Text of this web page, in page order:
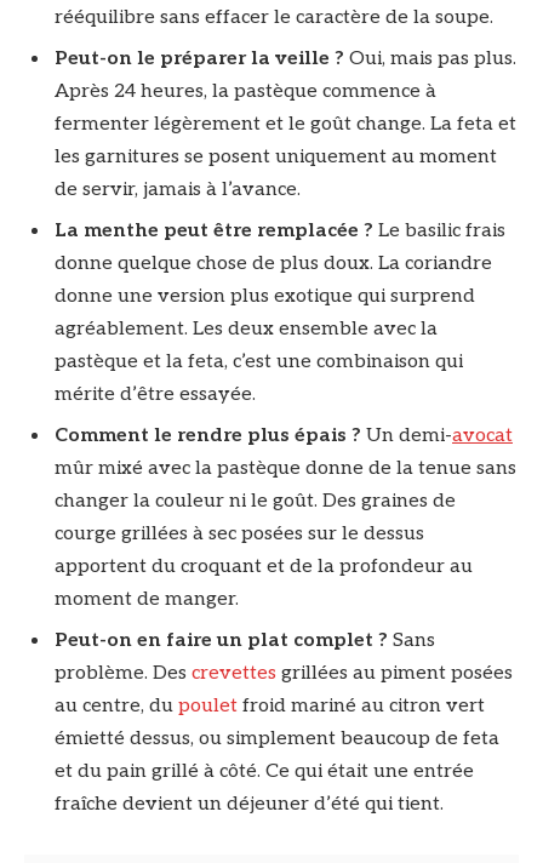
rééquilibre sans effacer le caractère de la soupe.
Peut-on le préparer la veille ? Oui, mais pas plus.
Après 24 heures, la pastèque commence à
fermenter légèrement et le goût change. La feta et
les garnitures se posent uniquement au moment
de servir, jamais à l’avance.
La menthe peut être remplacée ? Le basilic frais
donne quelque chose de plus doux. La coriandre
donne une version plus exotique qui surprend
agréablement. Les deux ensemble avec la
pastèque et la feta, c’est une combinaison qui
mérite d’être essayée.
Comment le rendre plus épais ? Un demi-avocat
mûr mixé avec la pastèque donne de la tenue sans
changer la couleur ni le goût. Des graines de
courge grillées à sec posées sur le dessus
apportent du croquant et de la profondeur au
moment de manger.
Peut-on en faire un plat complet ? Sans
problème. Des crevettes grillées au piment posées
au centre, du poulet froid mariné au citron vert
émietté dessus, ou simplement beaucoup de feta
et du pain grillé à côté. Ce qui était une entrée
fraîche devient un déjeuner d’été qui tient.